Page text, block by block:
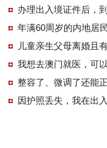
办理出入境证件后，
年满60周岁的内地居
儿童亲生父母离婚且
我想去澳门就医，可
整容了、微调了还能
因护照丢失，我在出